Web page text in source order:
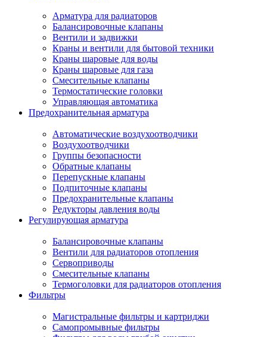
Арматура для радиаторов
Балансировочные клапаны
Вентили и задвижки
Краны и вентили для бытовой техники
Краны шаровые для воды
Краны шаровые для газа
Смесительные клапаны
Термостатические головки
Управляющая автоматика
Предохранительная арматура
Автоматические воздухоотводчики
Воздухоотводчики
Группы безопасности
Обратные клапаны
Перепускные клапаны
Подпиточные клапаны
Предохранительные клапаны
Редукторы давления воды
Регулирующая арматура
Балансировочные клапаны
Вентили для радиаторов отопления
Сервоприводы
Смесительные клапаны
Термоголовки для радиаторов отопления
Фильтры
Магистральные фильтры и картриджи
Самопромывные фильтры